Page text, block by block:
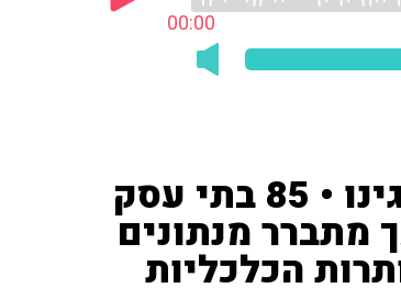
00:00
סוחרי השווקים שלא נפתחו, הפגינו • 85 בתי עסק
מתברר מנתונים
הכלכליות